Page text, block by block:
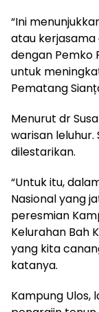
“Ini
atau kerjasama
dengan Pemko
untuk
Pematang
Menurut dr
warisan
dilestarikan.
“Untuk itu,
Nasional yang
peresmian
Kelurahan Bah
yang kita
katanya.
Kampung Ulos,